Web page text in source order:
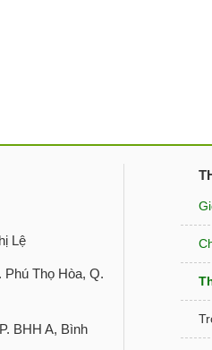
Lệ
Phú Thọ Hòa, Q.
BHH A, Bình